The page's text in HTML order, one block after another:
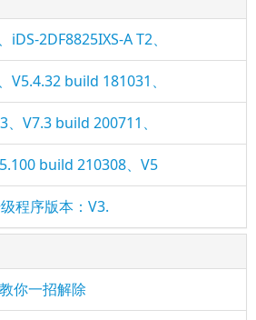
iDS-2DF8825IXS-A T2、
V5.4.32 build 181031、
V7.3 build 200711、
build 210308、V5
程序版本：V3.
你一招解除